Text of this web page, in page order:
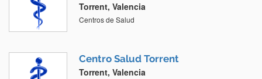
Torrent, Valencia
Centros de Salud
Centro Salud Torrent
Torrent, Valencia